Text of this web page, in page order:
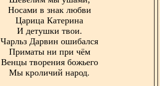
Носами в знак любви
Царица Катерина
И детушки твои.
Чарльз Дарвин ошибался
Приматы ни при чём
Венцы творения божьего
Мы кроличий народ.